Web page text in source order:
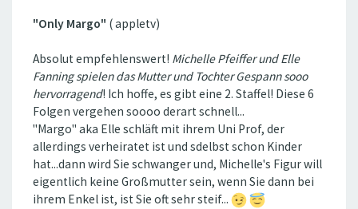
"Only Margo" ( appletv)
Absolut empfehlenswert! Michelle Pfeiffer und Elle
Fanning spielen das Mutter und Tochter Gespann sooo
hervorragend! Ich hoffe, es gibt eine 2. Staffel! Diese 6
Folgen vergehen soooo derart schnell...
"Margo" aka Elle schläft mit ihrem Uni Prof, der
allerdings verheiratet ist und sdelbst schon Kinder
hat...dann wird Sie schwanger und, Michelle's Figur will
eigentlich keine Großmutter sein, wenn Sie dann bei
ihrem Enkel ist, ist Sie oft sehr steif...